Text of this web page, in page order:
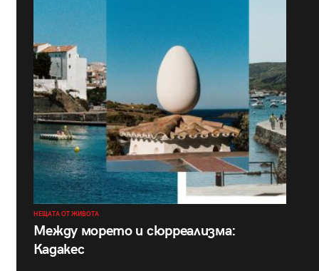
НЕЩАТА ОТ ЖИВОТА
Между морето и сюрреализма:
Кадакес